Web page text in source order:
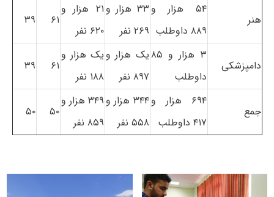
هنر
۵۴ هزار و
۸۸۹ داوطلب
۳۳ هزار و
۲۶۹ نفر
۲۱ هزار و
۶۲۰ نفر
۶۱ ۳۹
دامپزشکی
۳ هزار و ۸۵
داوطلب
یک هزار و
۸۹۷ نفر
یک هزار و
۱۸۸ نفر
۶۱ ۳۹
جمع
۶۹۴ هزار و
۴۱۷ داوطلب
۳۴۴ هزار و
۵۵۸ نفر
۳۴۹ هزار و
۸۵۹ نفر
۵۰ ۵۰